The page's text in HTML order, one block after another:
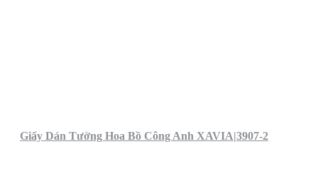
Giấy Dán Tường Hoa Bồ Công Anh XAVIA|3907-2